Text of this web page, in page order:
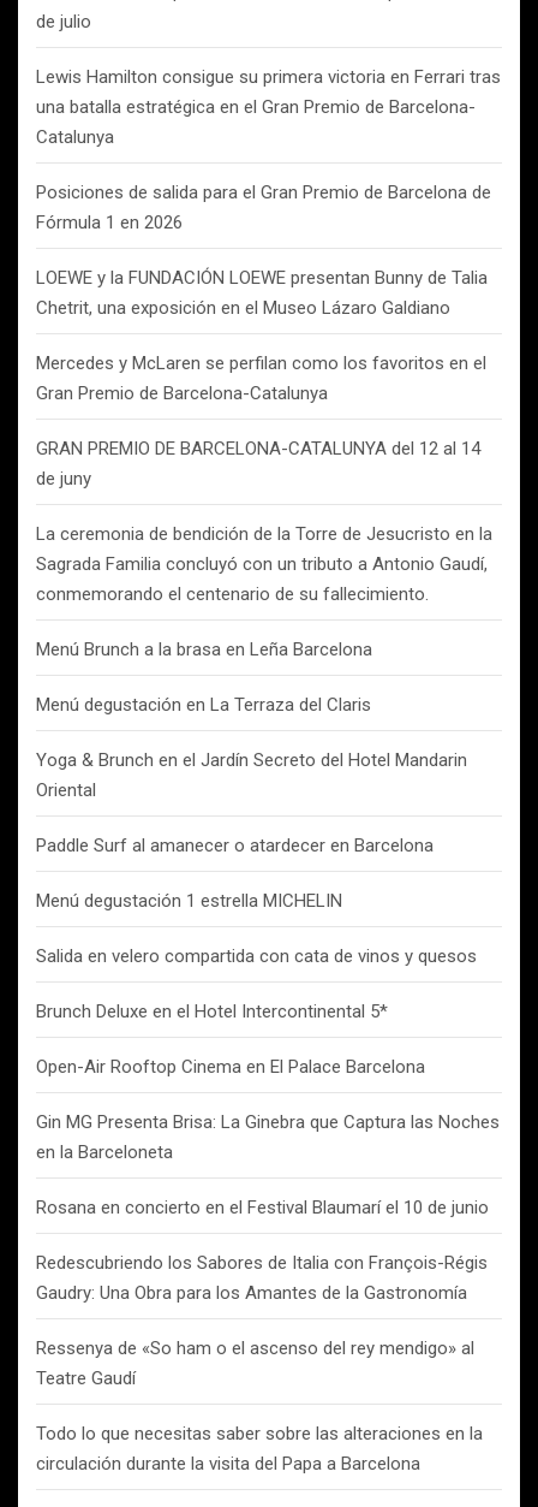
de julio
Lewis Hamilton consigue su primera victoria en Ferrari tras
una batalla estratégica en el Gran Premio de Barcelona-
Catalunya
Posiciones de salida para el Gran Premio de Barcelona de
Fórmula 1 en 2026
LOEWE y la FUNDACIÓN LOEWE presentan Bunny de Talia
Chetrit, una exposición en el Museo Lázaro Galdiano
Mercedes y McLaren se perfilan como los favoritos en el
Gran Premio de Barcelona-Catalunya
GRAN PREMIO DE BARCELONA-CATALUNYA del 12 al 14
de juny
La ceremonia de bendición de la Torre de Jesucristo en la
Sagrada Familia concluyó con un tributo a Antonio Gaudí,
conmemorando el centenario de su fallecimiento.
Menú Brunch a la brasa en Leña Barcelona
Menú degustación en La Terraza del Claris
Yoga & Brunch en el Jardín Secreto del Hotel Mandarin
Oriental
Paddle Surf al amanecer o atardecer en Barcelona
Menú degustación 1 estrella MICHELIN
Salida en velero compartida con cata de vinos y quesos
Brunch Deluxe en el Hotel Intercontinental 5*
Open-Air Rooftop Cinema en El Palace Barcelona
Gin MG Presenta Brisa: La Ginebra que Captura las Noches
en la Barceloneta
Rosana en concierto en el Festival Blaumarí el 10 de junio
Redescubriendo los Sabores de Italia con François-Régis
Gaudry: Una Obra para los Amantes de la Gastronomía
Ressenya de «So ham o el ascenso del rey mendigo» al
Teatre Gaudí
Todo lo que necesitas saber sobre las alteraciones en la
circulación durante la visita del Papa a Barcelona